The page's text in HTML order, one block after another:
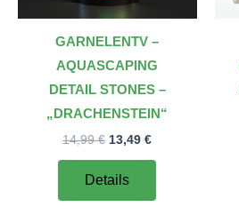
GARNELENTV –
AQUASCAPING
DETAIL STONES –
„DRACHENSTEIN“
14,99€ Ursprünglicher
14,99 €
13,49€Aktueller
Details